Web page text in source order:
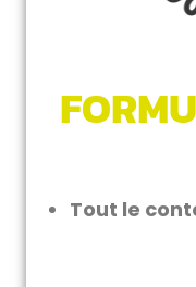
Tout le